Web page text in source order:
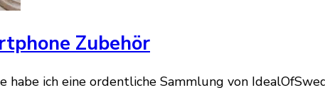
Zubehör
ich eine ordentliche Sammlung von